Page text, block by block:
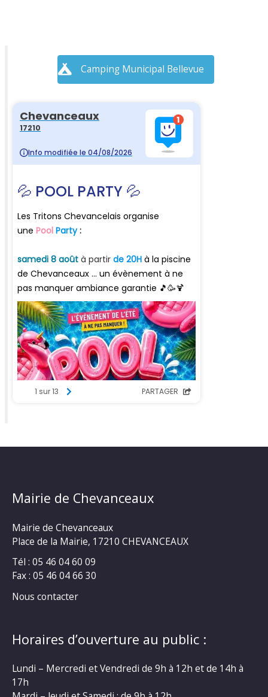
Camping Municipal Bellevue
Mairie de Chevanceaux
Mairie de Chevanceaux
Place de la Mairie, 17210 CHEVANCEAUX
Tél : 05 46 04 60 09
Fax : 05 46 04 66 30
Nous contacter
Horaires d’ouverture au public :
Lundi – Mercredi et Vendredi de 9h à 12h et de 14h à
17h